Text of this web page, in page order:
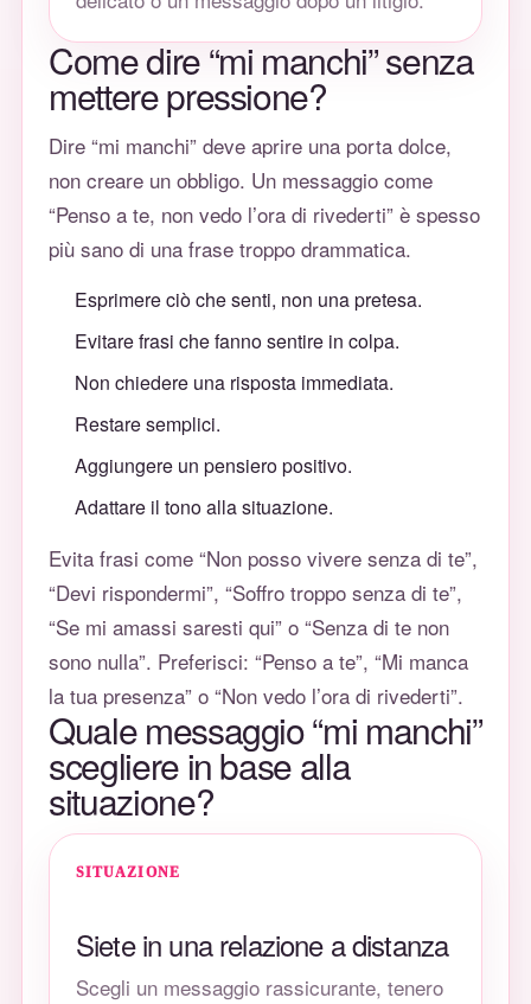
Come dire “mi manchi” senza
mettere pressione?
Dire “mi manchi” deve aprire una porta dolce,
non creare un obbligo. Un messaggio come
“Penso a te, non vedo l’ora di rivederti” è spesso
più sano di una frase troppo drammatica.
Esprimere ciò che senti, non una pretesa.
Evitare frasi che fanno sentire in colpa.
Non chiedere una risposta immediata.
Restare semplici.
Aggiungere un pensiero positivo.
Adattare il tono alla situazione.
Evita frasi come “Non posso vivere senza di te”,
“Devi rispondermi”, “Soffro troppo senza di te”,
“Se mi amassi saresti qui” o “Senza di te non
sono nulla”. Preferisci: “Penso a te”, “Mi manca
la tua presenza” o “Non vedo l’ora di rivederti”.
Quale messaggio “mi manchi”
scegliere in base alla
situazione?
SITUAZIONE
Siete in una relazione a distanza
Scegli un messaggio rassicurante, tenero